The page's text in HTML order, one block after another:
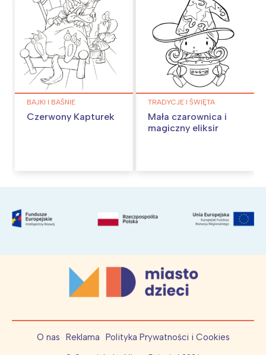
BAJKI I BAŚNIE
Czerwony Kapturek
TRADYCJE I ŚWIĘTA
Mała czarownica i
magiczny eliksir
O nas Reklama Polityka Prywatności i Cookies